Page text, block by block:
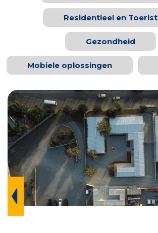
Residentieel en Toerist
Gezondheid
Mobiele oplossingen